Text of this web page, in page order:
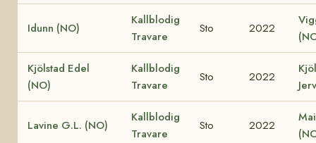
Idunn (NO)
Kallblodig
Travare
Sto 2022
Kjölstad Edel
(NO)
Kallblodig
Travare
Sto 2022
Lavine G.L. (NO)
Kallblodig
Travare
Sto 2022